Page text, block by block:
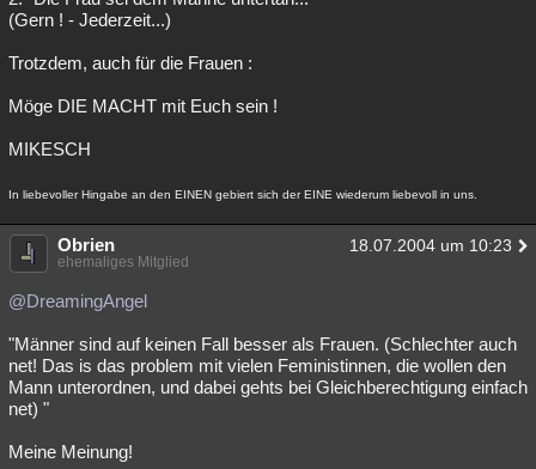
(Gern ! - Jederzeit...)
Trotzdem, auch für die Frauen :
Möge DIE MACHT mit Euch sein !
MIKESCH
In liebevoller Hingabe an den EINEN gebiert sich der EINE wiederum liebevoll in uns.
Obrien 18.07.2004 um 10:23
ehemaliges Mitglied
@DreamingAngel
"Männer sind auf keinen Fall besser als Frauen. (Schlechter auch
net! Das is das problem mit vielen Feministinnen, die wollen den
Mann unterordnen, und dabei gehts bei Gleichberechtigung einfach
net) "
Meine Meinung!